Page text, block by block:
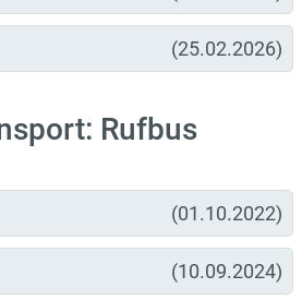
(25.02.2026)
Rufbus
(01.10.2022)
(10.09.2024)